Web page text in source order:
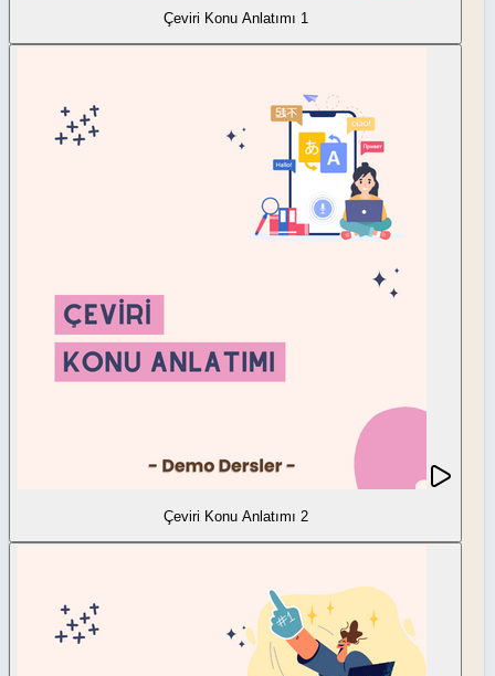
Çeviri Konu Anlatımı 1
Çeviri Konu Anlatımı 2